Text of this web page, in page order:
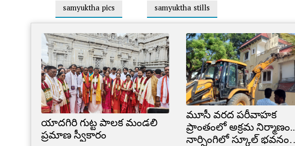
samyuktha pics
samyuktha stills
యాదగిరి గుట్ట పాలక మండలి
ప్రమాణ స్వీకారం
మూసీ వరద పరీవాహక
ప్రాంతంలో అక్రమ నిర్మాణం..
నార్సింగిలో స్కూల్‌ భవనం